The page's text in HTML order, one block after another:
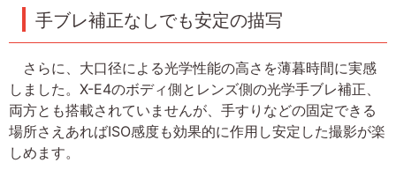
手ブレ補正なしでも安定の描写
さらに、大口径による光学性能の高さを薄暮時間に実感
しました。X-E4のボディ側とレンズ側の光学手ブレ補正、
両方とも搭載されていませんが、手すりなどの固定できる
場所さえあればISO感度も効果的に作用し安定した撮影が楽
しめます。